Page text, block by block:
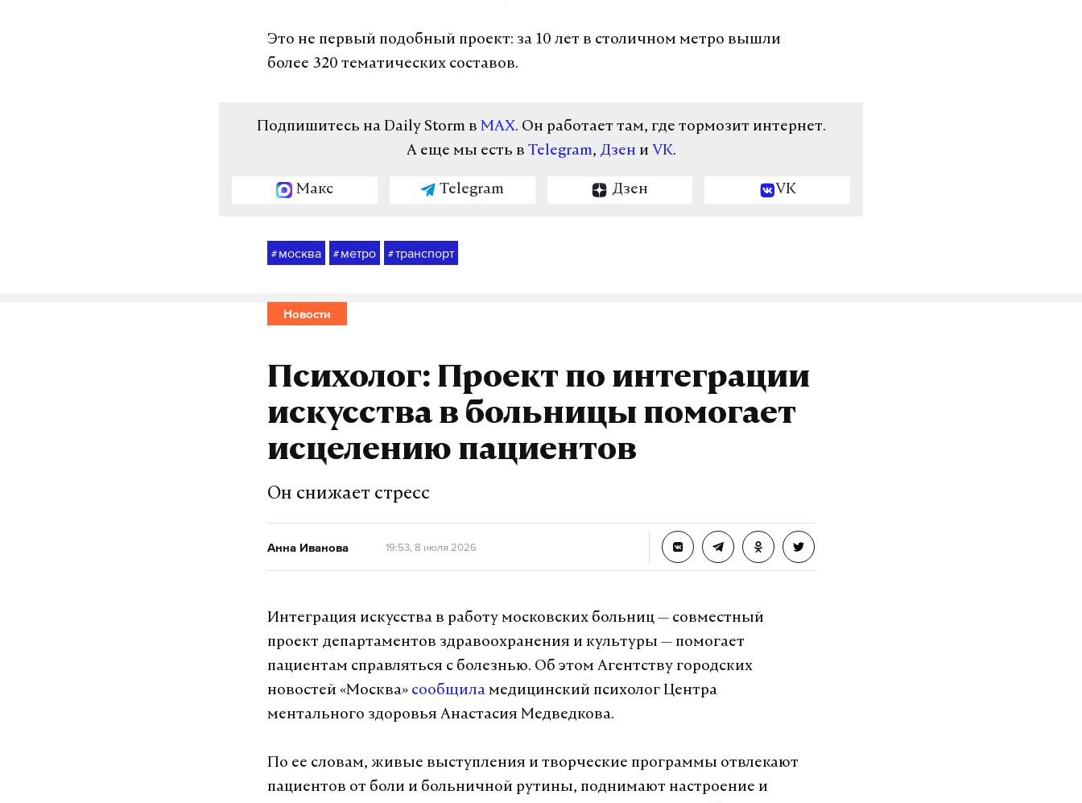
Это не первый подобный проект: за 10 лет в столичном метро вышли
более 320 тематических составов.
Подпишитесь на Daily Storm в MAX. Он работает там, где тормозит интернет.
А еще мы есть в Telegram, Дзен и VK.
Макс Telegram Дзен VK
# москва # метро #транспорт
Новости
Психолог: Проект по интеграции
искусства в больницы помогает
исцелению пациентов
Он снижает стресс
Анна Иванова 19:53, 8 июля 2026
Интеграция искусства в работу московских больниц — совместный
проект департаментов здравоохранения и культуры — помогает
пациентам справляться с болезнью. Об этом Агентству городских
новостей «Москва» сообщила медицинский психолог Центра
ментального здоровья Анастасия Медведкова.
По ее словам, живые выступления и творческие программы отвлекают
пациентов от боли и больничной рутины, поднимают настроение и